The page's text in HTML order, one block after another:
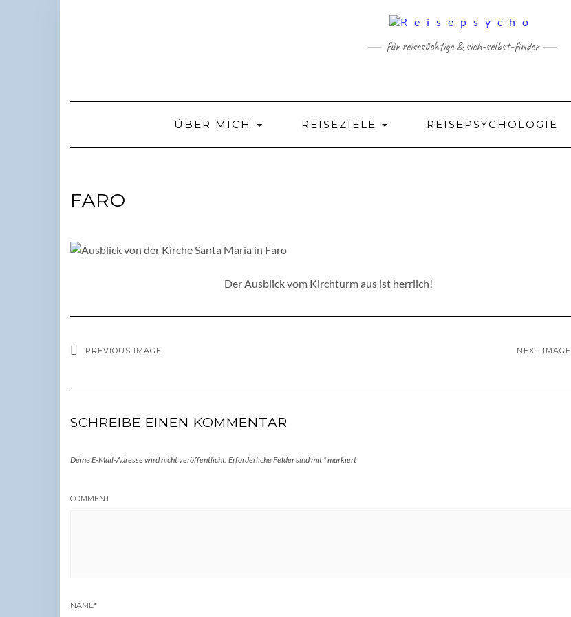
für reisesüchtige & sich-selbst-finder
ÜBER MICH REISEZIELE REISEPSYCHOLOGIE
FARO
Der Ausblick vom Kirchturm aus ist herrlich!
PREVIOUS IMAGE NEXT IMAGE
SCHREIBE EINEN KOMMENTAR
Deine E-Mail-Adresse wird nicht veröffentlicht. Erforderliche Felder sind mit *markiert
COMMENT
NAME*